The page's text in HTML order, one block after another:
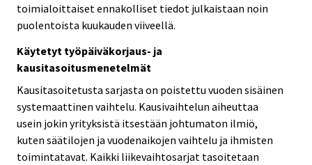
toimialoittaiset ennakolliset tiedot julkaistaan noin
puolentoista kuukauden viiveellä.
Käytetyt työpäiväkorjaus- ja
kausitasoitusmenetelmät
Kausitasoitetusta sarjasta on poistettu vuoden sisäinen
systemaattinen vaihtelu. Kausivaihtelun aiheuttaa
usein jokin yrityksistä itsestään johtumaton ilmiö,
kuten säätilojen ja vuodenaikojen vaihtelu ja ihmisten
toimintatavat. Kaikki liikevaihtosarjat tasoitetaan